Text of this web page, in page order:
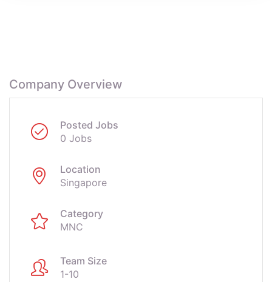
Company Overview
Posted Jobs
0 Jobs
Location
Singapore
Category
MNC
Team Size
1-10